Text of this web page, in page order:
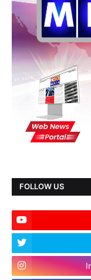
FOLLOW US